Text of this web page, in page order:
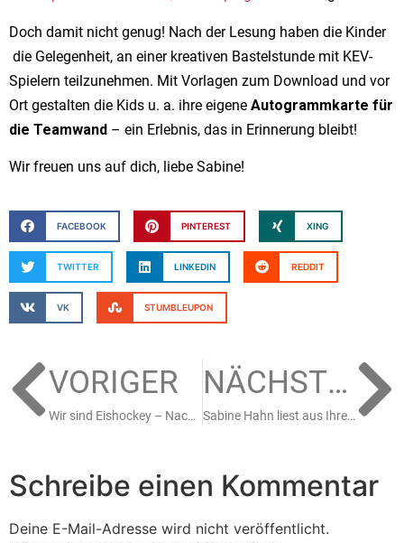
Doch damit nicht genug! Nach der Lesung haben die Kinder
die Gelegenheit, an einer kreativen Bastelstunde mit KEV-
Spielern teilzunehmen. Mit Vorlagen zum Download und vor
Ort gestalten die Kids u. a. ihre eigene Autogrammkarte für
die Teamwand – ein Erlebnis, das in Erinnerung bleibt!
Wir freuen uns auf dich, liebe Sabine!
FACEBOOK PINTEREST XING
TWITTER LINKEDIN REDDIT
VK STUMBLEUPON
VORIGER
Wir sind Eishockey – Nachwuchs-Aktionswoche vom 18. – 24.11.2024
NÄCHSTER
Sabine Hahn liest aus Ihrem Buch „Die Eishockey-Kids“
Schreibe einen Kommentar
Deine E-Mail-Adresse wird nicht veröffentlicht.